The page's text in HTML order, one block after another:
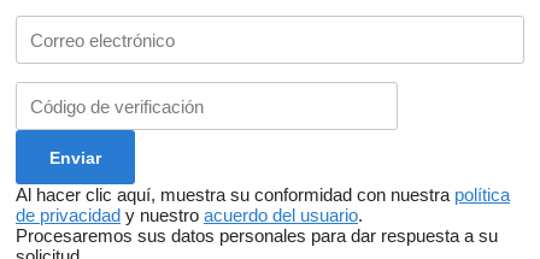
Al hacer clic aquí, muestra su conformidad con nuestra política
de privacidad y nuestro acuerdo del usuario.
Procesaremos sus datos personales para dar respuesta a su